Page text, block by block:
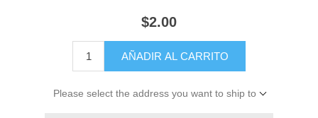
$2.00
Please select the address you want to ship to